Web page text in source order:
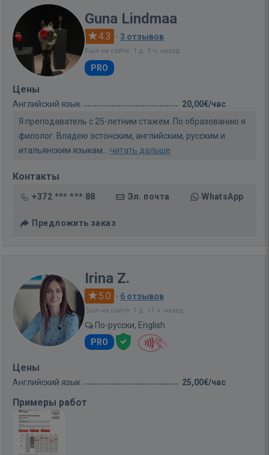
Guna Lindmaa
4.3 · 3 отзывов
Был на сайте: 1 д. 9 ч. назад
PRO
Цены
Английский язык
20,00€/час
Я преподаватель с 25-летним стажем. По образованию я
филолог. Владею эстонским, английским, русским и
итальянским языкам... читать дальше
Контакты
+372 *** *** 88 Эл. почта WhatsApp
Предложить заказ
Irina Z.
5.0 · 6 отзывов
Был на сайте: 1 д. 11 ч. назад
По-русски, English
PRO
Цены
Английский язык 25,00€/час
Примеры работ